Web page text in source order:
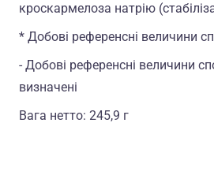
кроскармелоза натрiю
* Добові референсні величини
- Добовi референсні величини
визначенi
Вага нетто: 245,9 г